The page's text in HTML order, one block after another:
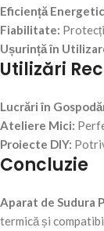
Eficiență
Fiabilitate:
Ușurință în
Utilizări
Lucrări în
Ateliere Mici:
Proiecte DIY:
Concluzie
Aparat de Sudura
termică și